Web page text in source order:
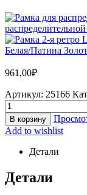
Белая/Патина
961,00₽
Артикул: 25166
В корзину
Add to wishlist
Детали
Детали